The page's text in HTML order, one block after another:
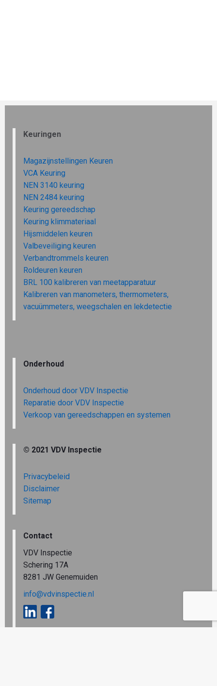
Keuringen
Magazijnstellingen Keuren
VCA Keuring
NEN 3140 keuring
NEN 2484 keuring
Keuring gereedschap
Keuring klimmateriaal
Hijsmiddelen keuren
Valbeveiliging keuren
Verbandtrommels keuren
Roldeuren keuren
BRL 100 kalibreren van meetapparatuur
Kalibreren van manometers, thermometers,
vacuümmeters, weegschalen en lekdetectie
Onderhoud
Onderhoud door VDV Inspectie
Reparatie door VDV Inspectie
Verkoop van gereedschappen en systemen
© 2021 VDV Inspectie
Privacybeleid
Disclaimer
Sitemap
Contact
VDV Inspectie
Schering 17A
8281 JW Genemuiden
info@vdvinspectie.nl